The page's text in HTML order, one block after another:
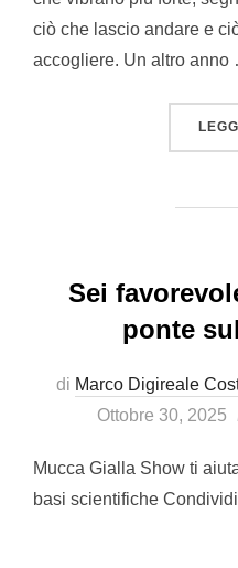
ciò che lascio andare e
accogliere. Un altro anno
Sei
ponte
di Marco Digireale
Ottobre 30, 2025
Mucca Gialla Show ti
basi scientifiche